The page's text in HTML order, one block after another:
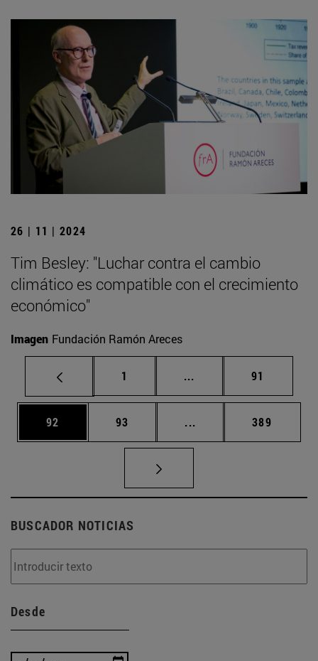
26 | 11 | 2024
Tim Besley: "Luchar contra el cambio
climático es compatible con el crecimiento
económico"
Imagen Fundación Ramón Areces
Página
1 ... Páginas intermedias
Página
91
Página
92 Página
93 ... Páginas intermedias
Página
389
BUSCADOR NOTICIAS
Desde